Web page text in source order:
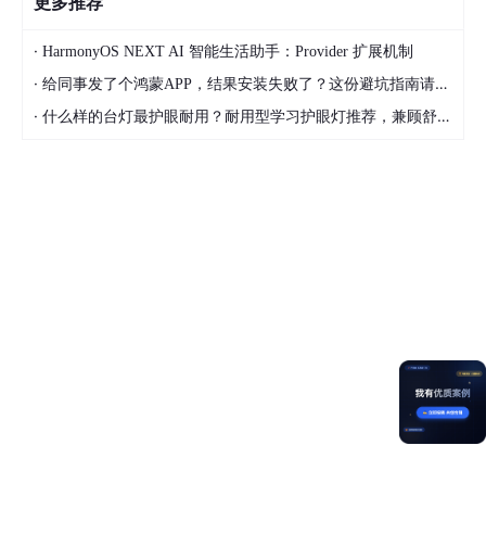
· HarmonyOS NEXT AI 智能生活助手：Provider 扩展机制
· 给同事发了个鸿蒙APP，结果安装失败了？这份避坑指南请收好
· 什么样的台灯最护眼耐用？耐用型学习护眼灯推荐，兼顾舒适与长久使用